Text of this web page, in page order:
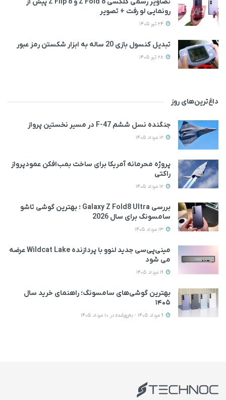
رونمایی لو رفت + تصویر
تبدیل کنسول بازی 20 ساله به ابزار شکستن رمز عبور
داغ‌ترین‌های روز
جنگنده نسل ششم F-47 در مسیر نخستین پرواز
پروژه محرمانه آمریکا برای ساخت بمب‌افکن عمودپرواز
راکتی
بررسی Galaxy Z Fold8 Ultra ؛ بهترین گوشی تاشو
سامسونگ برای سال 2026
مینی‌پی‌سی جدید لنوو با پردازنده Wildcat Lake عرضه
می‌ شود
بهترین گوشی‌های سامسونگ؛ راهنمای خرید سال
۱۴۰۵